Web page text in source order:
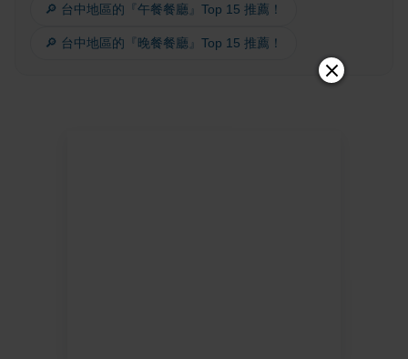
🔎 台中地區的『午餐餐廳』Top 15 推薦！
🔎 台中地區的『晚餐餐廳』Top 15 推薦！